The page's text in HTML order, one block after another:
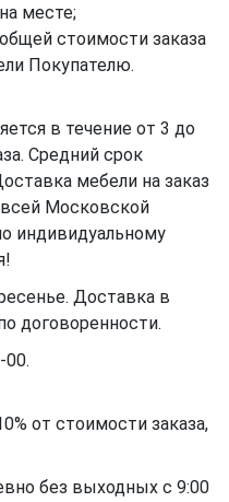
месте;
стоимости заказа
Покупателю.
в течение от 3 до
Средний срок
мебели на заказ
Московской
индивидуальному
Доставка в
договоренности.
00.
от стоимости заказа,
без выходных с 9:00